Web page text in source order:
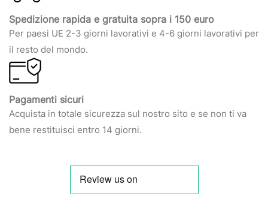
Spedizione rapida e gratuita sopra i 150 euro
Per paesi UE 2-3 giorni lavorativi e 4-6 giorni lavorativi per
il resto del mondo.
Pagamenti sicuri
Acquista in totale sicurezza sul nostro sito e se non ti va
bene restituisci entro 14 giorni.